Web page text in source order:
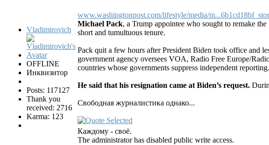
Vladimirovich
OFFLINE
Инквизитор
Posts: 117127
Thank you
received: 2716
Karma: 123
www.washingtonpost.com/lifestyle/media/
Michael Pack, a Trump appointee who sought to remake
short and tumultuous tenure.
Pack quit a few hours after President Biden took office and
government agency oversees VOA, Radio Free Europe/
countries whose governments suppress independent reporting.
He said that his resignation came at Biden’s request.
Свободная журналистика однако...
Каждому - своё.
The administrator has disabled public write access.